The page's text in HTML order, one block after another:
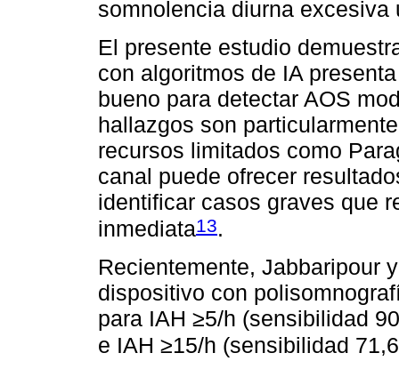
somnolencia diurna
El presente estudio
con algoritmos de IA
bueno para detectar AOS
hallazgos son
recursos limitados como
canal puede ofrecer
identificar casos graves que
inmediata13.
Recientemente, Jabbaripour
dispositivo con
para IAH ≥5/h (sensibilidad
e IAH ≥15/h (sensibilidad